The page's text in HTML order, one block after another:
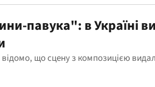
павука": в Україні
відомо, що сцену з композицією